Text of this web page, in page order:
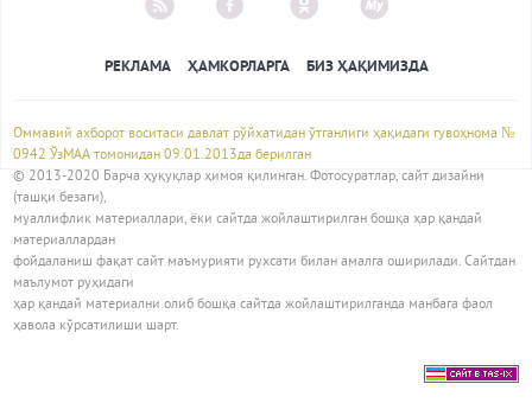
РЕКЛАМА ҲАМКОРЛАРГА БИЗ ҲАҚИМИЗДА
Оммавий ахборот воситаси давлат рўйхатидан ўтганлиги ҳақидаги гувоҳнома №
0942 ЎзМАА томонидан 09.01.2013да берилган
© 2013-2020 Барча ҳуқуқлар ҳимоя қилинган. Фотосуратлар, сайт дизайни
(ташқи безаги),
муаллифлик материаллари, ёки сайтда жойлаштирилган бошқа ҳар қандай
материаллардан
фойдаланиш фақат сайт маъмурияти рухсати билан амалга оширилади. Сайтдан
маълумот руҳидаги
ҳар қандай материални олиб бошқа сайтда жойлаштирилганда манбага фаол
ҳавола кўрсатилиши шарт.